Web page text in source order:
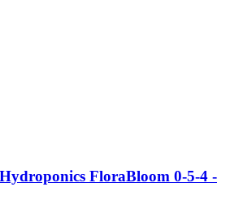
FloraBloom 0-5-4 -